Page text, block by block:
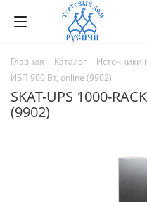
Главная - Каталог - Источники
ИБП 900 Вт, online (9902)
SKAT-UPS 1000-
(9902)